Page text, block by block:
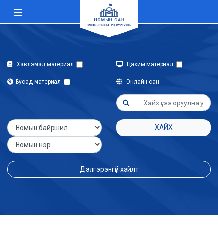
Хэвлэмэл материал Цахим материал
Бусад материал Онлайн сан
ХАЙХ
Дэлгэрэнгүй хайлт